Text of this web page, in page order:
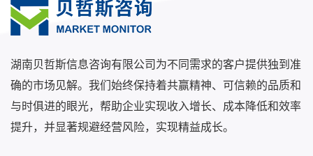
湖南贝哲斯信息咨询有限公司为不同需求的客户提供独到准
确的市场见解。我们始终保持着共赢精神、可信赖的品质和
与时俱进的眼光，帮助企业实现收入增长、成本降低和效率
提升，并显著规避经营风险，实现精益成长。